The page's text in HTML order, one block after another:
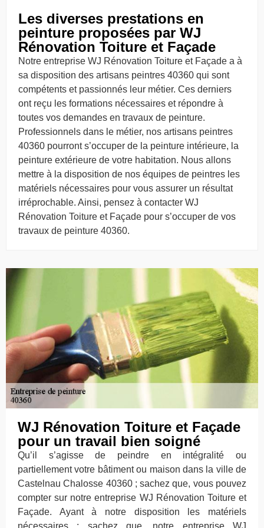
Les diverses prestations en
peinture proposées par WJ
Rénovation Toiture et Façade
Notre entreprise WJ Rénovation Toiture et Façade a à
sa disposition des artisans peintres 40360 qui sont
compétents et passionnés leur métier. Ces derniers
ont reçu les formations nécessaires et répondre à
toutes vos demandes en travaux de peinture.
Professionnels dans le métier, nos artisans peintres
40360 pourront s’occuper de la peinture intérieure, la
peinture extérieure de votre habitation. Nous allons
mettre à la disposition de nos équipes de peintres les
matériels nécessaires pour vous assurer un résultat
irréprochable. Ainsi, pensez à contacter WJ
Rénovation Toiture et Façade pour s’occuper de vos
travaux de peinture 40360.
WJ Rénovation Toiture et Façade
pour un travail bien soigné
Qu’il s’agisse de peindre en intégralité ou
partiellement votre bâtiment ou maison dans la ville de
Castelnau Chalosse 40360 ; sachez que, vous pouvez
compter sur notre entreprise WJ Rénovation Toiture et
Façade. Ayant à notre disposition les matériels
nécessaires ; sachez que, notre entreprise WJ